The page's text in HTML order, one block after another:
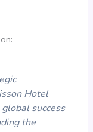
Hotel
success
the